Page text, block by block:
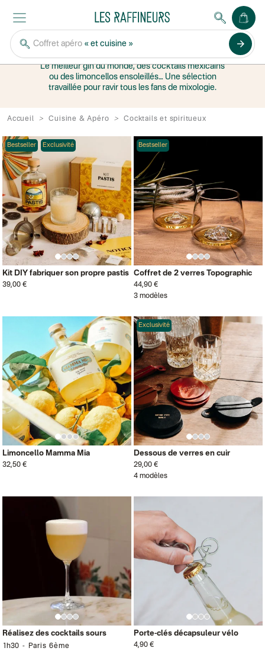
Coffret apéro « et cuisine » arrow_forward
COCKTAILS ET
SPIRITUEUX
Le meilleur gin du monde, des cocktails mexicains
ou des limoncellos ensoleillés… Une sélection
travaillée pour ravir tous les fans de mixologie.
Accueil Cuisine & Apéro Cocktails et spiritueux
Bestseller Exclusivité
Kit DIY fabriquer son propre pastis
39,00 €
Bestseller
Coffret de 2 verres Topographic
44,90 €
3 modèles
Limoncello Mamma Mia
32,50 €
Exclusivité
Dessous de verres en cuir
29,00 €
4 modèles
Réalisez des cocktails sours
1h30
Paris 6ème
Porte-clés décapsuleur vélo
4,90 €